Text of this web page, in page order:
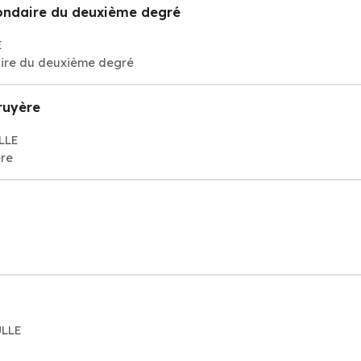
du deuxième degré
du deuxième degré